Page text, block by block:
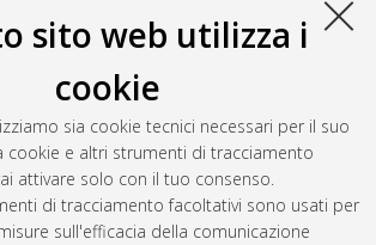
sito web utilizza i
cookie
sia cookie tecnici necessari per il suo
cookie e altri strumenti di tracciamento
attivare solo con il tuo consenso.
di tracciamento facoltativi sono usati per
sull'efficacia della comunicazione
(2009)La gestione dell'acqua come
la ricostruzione delle dinamiche
trasformazioni del territorio. Il caso di
Valle dello Zeravshan (Uzbekistan)
Alma Mater Studiorum Università di
di ricerca inArcheologia, 21 Ciclo.
stata generata ilSat Aug 8 20:44:45 2026